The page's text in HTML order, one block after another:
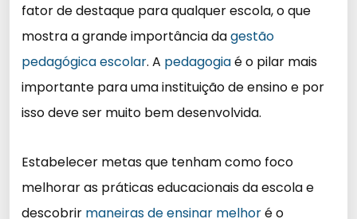
fator de destaque para qualquer escola, o que
mostra a grande importância dagestão
pedagógica escolar. A pedagogiaé o pilar mais
importante para uma instituição de ensino e por
isso deve ser muito bem desenvolvida.
Estabelecer metas que tenham como foco
melhorar as práticas educacionais da escola e
descobrir maneiras de ensinar melhoré o